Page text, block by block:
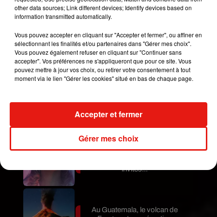
Publié : 23 avril 2018 à 8h41 par Mikaà«l Livret
(complexe) de la taxe foncière. Il faudra donc
attendre la mise en place de la réforme pour être
10 ans à être appliqué, prévient Bercy.
Mundo Latino
Le fourmilier géant fait son retour
en Argentine, et en pleine...
Karol G dévoile la tracklist de
invités...
Au Guatemala, le volcan de
other data sources; Link different devices; Identify devices based on
information transmitted automatically.
Vous pouvez accepter en cliquant sur "Accepter et fermer", ou affiner en
sélectionnant les finalités et/ou partenaires dans "Gérer mes choix".
Vous pouvez également refuser en cliquant sur "Continuer sans
accepter". Vos préférences ne s'appliqueront que pour ce site. Vous
pouvez mettre à jour vos choix, ou retirer votre consentement à tout
moment via le lien "Gérer les cookies" situé en bas de chaque page.
Gérer mes choix
Accepter et fermer